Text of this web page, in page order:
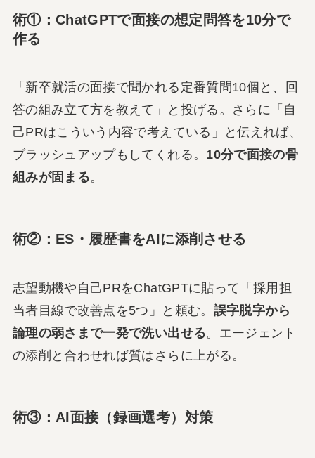
術①：ChatGPTで面接の想定問答を10分で
作る
「新卒就活の面接で聞かれる定番質問10個と、回
答の組み立て方を教えて」と投げる。さらに「自
己PRはこういう内容で考えている」と伝えれば、
ブラッシュアップもしてくれる。 10分で面接の骨
組みが固まる。
術②：ES・履歴書をAIに添削させる
志望動機や自己PRをChatGPTに貼って「採用担
当者目線で改善点を5つ」と頼む。 誤字脱字から
論理の弱さまで一発で洗い出せる。エージェント
の添削と合わせれば質はさらに上がる。
術③：AI面接（録画選考）対策